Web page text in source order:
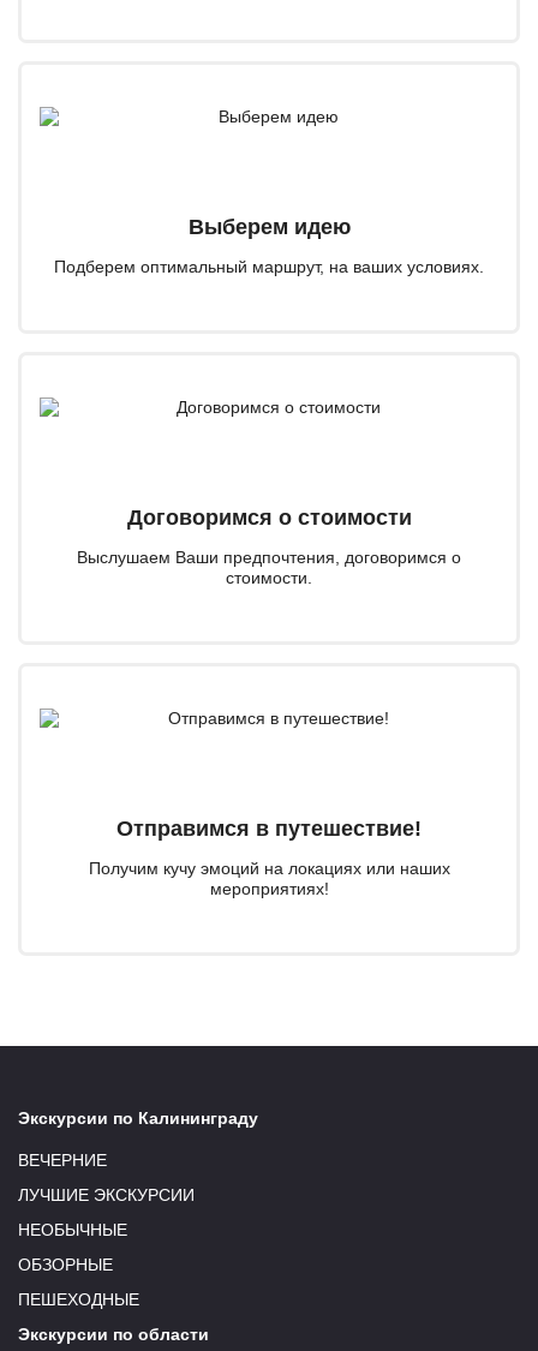
Выберем идею
Подберем оптимальный маршрут, на ваших условиях.
Договоримся о стоимости
Выслушаем Ваши предпочтения, договоримся о
стоимости.
Отправимся в путешествие!
Получим кучу эмоций на локациях или наших
мероприятиях!
Экскурсии по Калининграду
ВЕЧЕРНИЕ
ЛУЧШИЕ ЭКСКУРСИИ
НЕОБЫЧНЫЕ
ОБЗОРНЫЕ
ПЕШЕХОДНЫЕ
Экскурсии по области